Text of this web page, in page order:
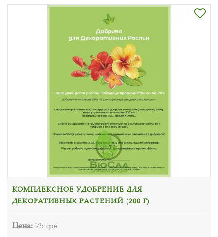
КОМПЛЕКСНОЕ УДОБРЕНИЕ ДЛЯ
ДЕКОРАТИВНЫХ РАСТЕНИЙ (200 Г)
Цена: 75 грн